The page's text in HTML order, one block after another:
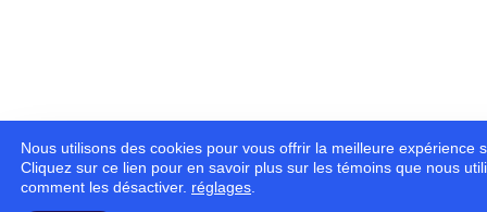
Nous utilisons des cookies pour vous offrir la meilleure expérience
Cliquez sur ce lien pour en savoir plus sur les témoins que nous
comment les désactiver. réglages